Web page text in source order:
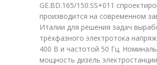
GE.BD.165/150.SS+011
производится на современном
Италии для решения задач
трёхфазного электротока
400 В и частотой 50 Гц.
мощность дизель электростанции